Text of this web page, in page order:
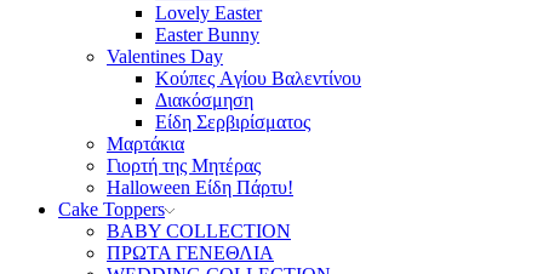
Lovely Easter
Easter Bunny
Valentines Day
Κούπες Aγίου Βαλεντίνου
Διακόσμηση
Είδη Σερβιρίσματος
Μαρτάκια
Γιορτή της Μητέρας
Halloween Είδη Πάρτυ!
Cake Toppers
BABY COLLECTION
ΠΡΩΤΑ ΓΕΝΕΘΛΙΑ